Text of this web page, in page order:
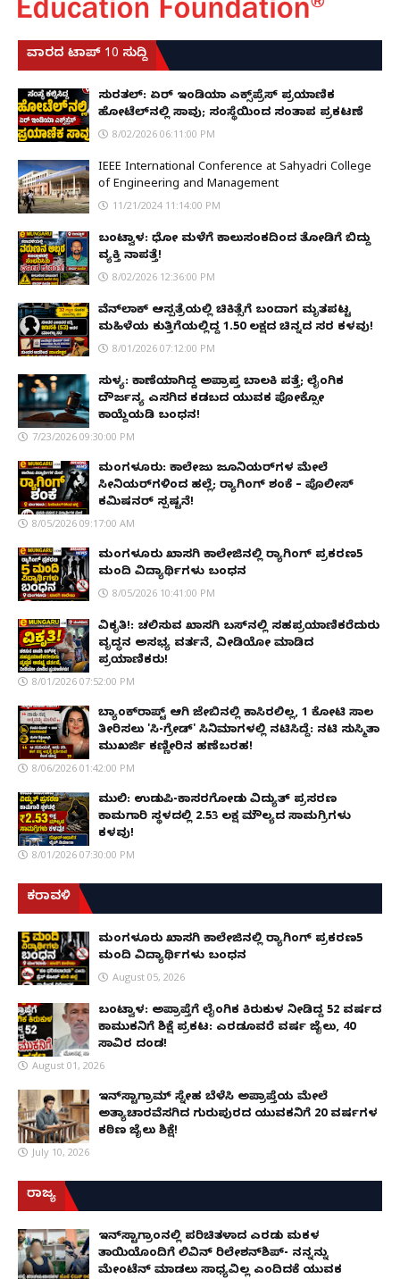
ವಾರದ ಟಾಪ್ 10 ಸುದ್ದಿ
ಸುರತ್ಕಲ್: ಏರ್ ಇಂಡಿಯಾ ಎಕ್ಸ್‌ಪ್ರೆಸ್ ಪ್ರಯಾಣಿಕ
ಹೋಟೆಲ್‌ನಲ್ಲಿ ಸಾವು; ಸಂಸ್ಥೆಯಿಂದ ಸಂತಾಪ ಪ್ರಕಟಣೆ
8/02/2026 06:11:00 PM
IEEE International Conference at Sahyadri College
of Engineering and Management
11/21/2024 11:14:00 PM
ಬಂಟ್ವಾಳ: ಧೋ ಮಳೆಗೆ ಕಾಲುಸಂಕದಿಂದ ತೋಡಿಗೆ ಬಿದ್ದು
ವ್ಯಕ್ತಿ ನಾಪತ್ತೆ!
8/02/2026 12:36:00 PM
ವೆನ್‌ಲಾಕ್ ಆಸ್ಪತ್ರೆಯಲ್ಲಿ ಚಿಕಿತ್ಸೆಗೆ ಬಂದಾಗ ಮೃತಪಟ್ಟ
ಮಹಿಳೆಯ ಕುತ್ತಿಗೆಯಲ್ಲಿದ್ದ ₹1.50 ಲಕ್ಷದ ಚಿನ್ನದ ಸರ ಕಳವು!
8/01/2026 07:12:00 PM
ಸುಳ್ಯ: ಕಾಣೆಯಾಗಿದ್ದ ಅಪ್ರಾಪ್ತ ಬಾಲಕಿ ಪತ್ತೆ; ಲೈಂಗಿಕ
ದೌರ್ಜನ್ಯ ಎಸಗಿದ ಕಡಬದ ಯುವಕ ಪೋಕ್ಸೋ
ಕಾಯ್ದೆಯಡಿ ಬಂಧನ!
7/23/2026 09:30:00 PM
ಮಂಗಳೂರು: ಕಾಲೇಜು ಜೂನಿಯರ್‌ಗಳ ಮೇಲೆ
ಸೀನಿಯರ್‌ಗಳಿಂದ ಹಲ್ಲೆ; ರ‌್ಯಾಗಿಂಗ್ ಶಂಕೆ – ಪೊಲೀಸ್
ಕಮಿಷನರ್ ಸ್ಪಷ್ಟನೆ!
8/05/2026 09:17:00 AM
ಮಂಗಳೂರು ಖಾಸಗಿ ಕಾಲೇಜಿನಲ್ಲಿ ರ‌್ಯಾಗಿಂಗ್ ಪ್ರಕರಣ5
ಮಂದಿ ವಿದ್ಯಾರ್ಥಿಗಳು ಬಂಧನ
8/05/2026 10:41:00 PM
ವಿಕೃತಿ!: ಚಲಿಸುವ ಖಾಸಗಿ ಬಸ್‌ನಲ್ಲಿ ಸಹಪ್ರಯಾಣಿಕರೆದುರು
ವೃದ್ಧನ ಅಸಭ್ಯ ವರ್ತನೆ, ವೀಡಿಯೋ ಮಾಡಿದ
ಪ್ರಯಾಣಿಕರು!
8/01/2026 07:52:00 PM
ಬ್ಯಾಂಕ್‌ರಾಪ್ಟ್‌ ಆಗಿ ಜೇಬಿನಲ್ಲಿ ಕಾಸಿರಲಿಲ್ಲ, ₹1 ಕೋಟಿ ಸಾಲ
ತೀರಿಸಲು 'ಸಿ-ಗ್ರೇಡ್' ಸಿನಿಮಾಗಳಲ್ಲಿ ನಟಿಸಿದ್ದೆ: ನಟಿ ಸುಸ್ಮಿತಾ
ಮುಖರ್ಜಿ ಕಣ್ಣೀರಿನ ಹಣೆಬರಹ!
8/06/2026 01:42:00 PM
ಮುಲ್ಕಿ: ಉಡುಪಿ-ಕಾಸರಗೋಡು ವಿದ್ಯುತ್ ಪ್ರಸರಣ
ಕಾಮಗಾರಿ ಸ್ಥಳದಲ್ಲಿ ₹2.53 ಲಕ್ಷ ಮೌಲ್ಯದ ಸಾಮಗ್ರಿಗಳು
ಕಳವು!
8/01/2026 07:30:00 PM
ಕರಾವಳಿ
ಮಂಗಳೂರು ಖಾಸಗಿ ಕಾಲೇಜಿನಲ್ಲಿ ರ‌್ಯಾಗಿಂಗ್ ಪ್ರಕರಣ5
ಮಂದಿ ವಿದ್ಯಾರ್ಥಿಗಳು ಬಂಧನ
August 05, 2026
ಬಂಟ್ವಾಳ: ಅಪ್ರಾಪ್ತೆಗೆ ಲೈಂಗಿಕ ಕಿರುಕುಳ ನೀಡಿದ್ದ 52 ವರ್ಷದ
ಕಾಮುಕನಿಗೆ ಶಿಕ್ಷೆ ಪ್ರಕಟ: ಎರಡೂವರೆ ವರ್ಷ ಜೈಲು, ₹40
ಸಾವಿರ ದಂಡ!
August 01, 2026
ಇನ್‌ಸ್ಟಾಗ್ರಾಮ್ ಸ್ನೇಹ ಬೆಳೆಸಿ ಅಪ್ರಾಪ್ತೆಯ ಮೇಲೆ
ಅತ್ಯಾಚಾರವೆಸಗಿದ ಗುರುಪುರದ ಯುವಕನಿಗೆ 20 ವರ್ಷಗಳ
ಕಠಿಣ ಜೈಲು ಶಿಕ್ಷೆ!
July 10, 2026
ರಾಜ್ಯ
ಇನ್​ಸ್ಟಾಗ್ರಾಂನಲ್ಲಿ ಪರಿಚಿತಳಾದ ಎರಡು ಮಕ್ಕಳ
ತಾಯಿಯೊಂದಿಗೆ ಲಿವಿನ್ ರಿಲೇಶನ್​ಶಿಪ್- ನನ್ನನ್ನು
ಮೇಂಟೆನ್ ಮಾಡಲು ಸಾಧ್ಯವಿಲ್ಲ ಎಂದಿದಕ್ಕೆ ಯುವಕ